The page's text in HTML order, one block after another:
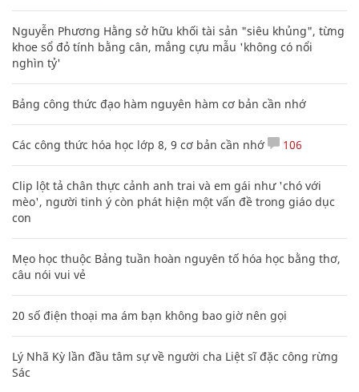
Nguyễn Phương Hằng sở hữu khối tài sản "siêu khủng", từng
khoe sổ đỏ tính bằng cân, mắng cựu mẫu 'không có nổi
nghìn tỷ'
Bảng công thức đạo hàm nguyên hàm cơ bản cần nhớ
Các công thức hóa học lớp 8, 9 cơ bản cần nhớ 106
Clip lột tả chân thực cảnh anh trai và em gái như 'chó với
mèo', người tinh ý còn phát hiện một vấn đề trong giáo dục
con
Mẹo học thuộc Bảng tuần hoàn nguyên tố hóa học bằng thơ,
câu nói vui vẻ
20 số điện thoại ma ám bạn không bao giờ nên gọi
Lý Nhã Kỳ lần đầu tâm sự về người cha Liệt sĩ đặc công rừng
Sác